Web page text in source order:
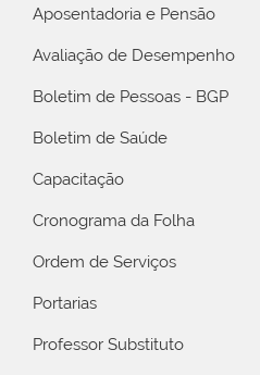
Aposentadoria e Pensão
Avaliação de Desempenho
Boletim de Pessoas - BGP
Boletim de Saúde
Capacitação
Cronograma da Folha
Ordem de Serviços
Portarias
Professor Substituto